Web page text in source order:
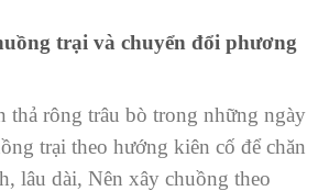
trại và chuyển đổi phương
thả rông trâu bò trong những ngày
trại theo hướng kiên cố để chăn
lâu dài, Nên xây chuồng theo